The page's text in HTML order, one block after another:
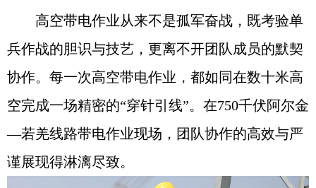
高空带电作业从来不是孤军奋战，既考验单
兵作战的胆识与技艺，更离不开团队成员的默契
协作。每一次高空带电作业，都如同在数十米高
空完成一场精密的“穿针引线”。在750千伏阿尔金
—若羌线路带电作业现场，团队协作的高效与严
谨展现得淋漓尽致。